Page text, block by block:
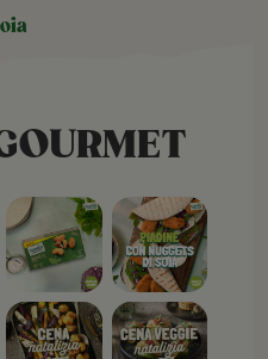
Open post Open post
Open post Open post